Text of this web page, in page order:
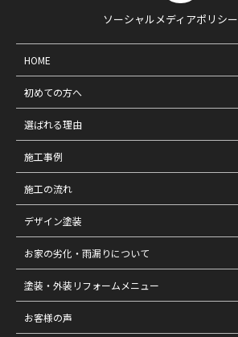
ソーシャルメディアポリシー
HOME
初めての方へ
選ばれる理由
施工事例
施工の流れ
デザイン塗装
お家の劣化・雨漏りについて
塗装・外装リフォームメニュー
お客様の声